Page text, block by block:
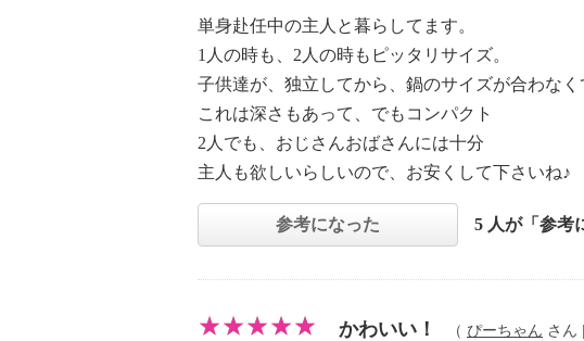
単身赴任中の主人と暮らしてます。
1人の時も、2人の時もピッタリサイズ。
子供達が、独立してから、鍋のサイズが合わなく
これは深さもあって、でもコンパクト
2人でも、おじさんおばさんには十分
主人も欲しいらしいので、お安くして下さいね♪
参考になった 5 人が「参考
かわいい！ （ ぴーちゃん さん